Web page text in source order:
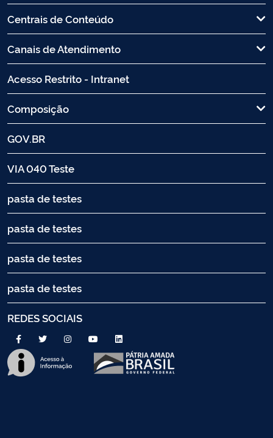
Centrais de Conteúdo
Canais de Atendimento
Acesso Restrito - Intranet
Composição
GOV.BR
VIA 040 Teste
pasta de testes
pasta de testes
pasta de testes
pasta de testes
REDES SOCIAIS